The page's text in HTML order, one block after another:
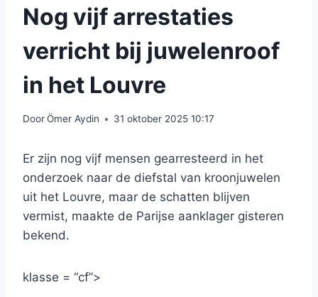
Nog vijf arrestaties
verricht bij juwelenroof
in het Louvre
DoorÖmer Aydin 31 oktober 2025 10:17
Er zijn nog vijf mensen gearresteerd in het
onderzoek naar de diefstal van kroonjuwelen
uit het Louvre, maar de schatten blijven
vermist, maakte de Parijse aanklager gisteren
bekend.
klasse = “cf”>